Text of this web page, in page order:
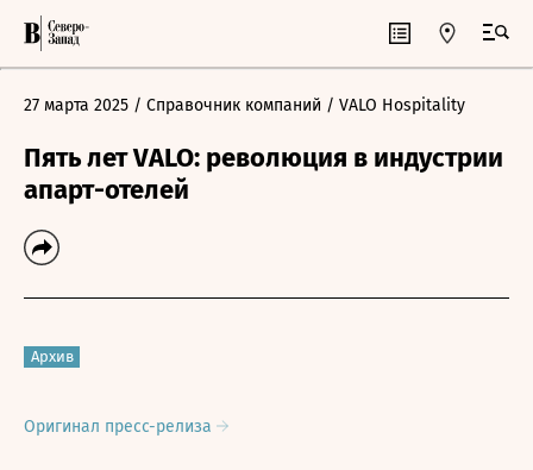
27 марта 2025 / Справочник компаний / VALO Hospitality
Пять лет VALO: революция в индустрии
апарт-отелей
Архив
Оригинал пресс-релиза